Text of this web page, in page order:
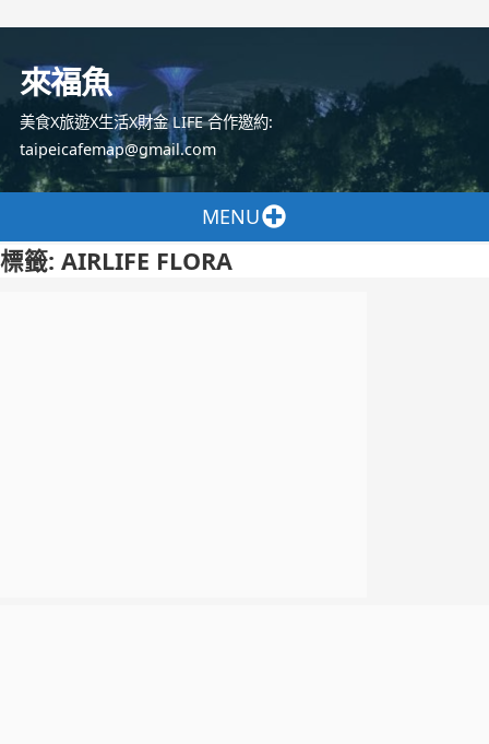
容
來福魚
美食X旅遊X生活X財金 LIFE 合作邀約:
taipeicafemap@gmail.com
MENU
標籤: AIRLIFE FLORA